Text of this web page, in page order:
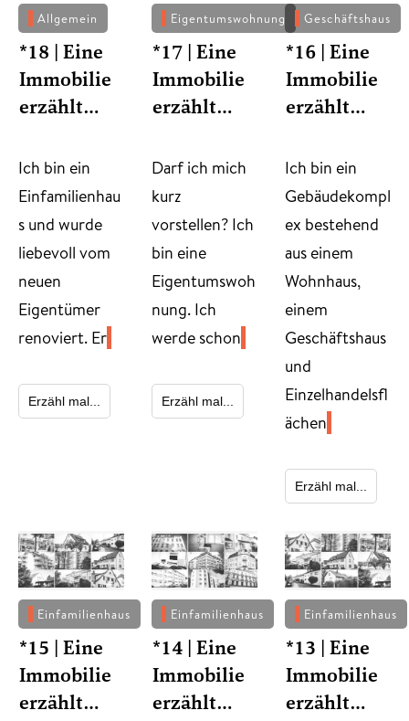
Allgemein
*18 | Eine
Immobilie
erzählt…
​Ich bin ein
Einfamilienhau
s und wurde
liebevoll vom
neuen
Eigentümer
renoviert. Er
Erzähl mal...
Eigentumswohnung
*17 | Eine
Immobilie
erzählt…
Darf ich mich
kurz
vorstellen? Ich
bin eine
Eigentumswoh
nung. Ich
werde schon
Erzähl mal...
Geschäftshaus
*16 | Eine
Immobilie
erzählt…
Ich bin ein
Gebäudekompl
ex bestehend
aus einem
Wohnhaus,
einem
Geschäftshaus
und
Einzelhandelsfl
ächen
Erzähl mal...
Einfamilienhaus
*15 | Eine
Immobilie
erzählt…
Einfamilienhaus
*14 | Eine
Immobilie
erzählt…
Einfamilienhaus
*13 | Eine
Immobilie
erzählt…